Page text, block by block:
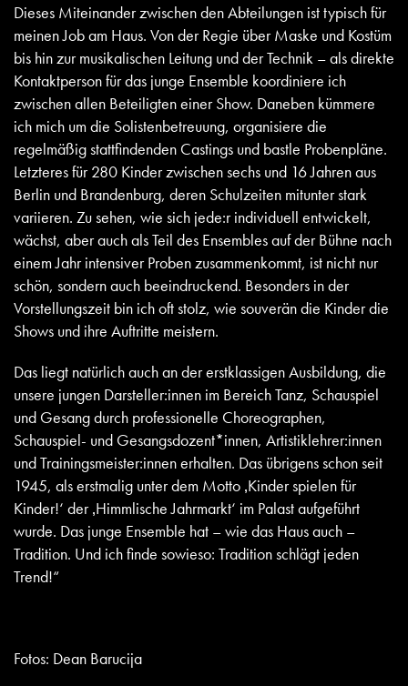
Dieses Miteinander zwischen den Abteilungen ist typisch für
meinen Job am Haus. Von der Regie über Maske und Kostüm
bis hin zur musikalischen Leitung und der Technik – als direkte
Kontaktperson für das junge Ensemble koordiniere ich
zwischen allen Beteiligten einer Show. Daneben kümmere
ich mich um die Solistenbetreuung, organisiere die
regelmäßig stattfindenden Castings und bastle Probenpläne.
Letzteres für 280 Kinder zwischen sechs und 16 Jahren aus
Berlin und Brandenburg, deren Schulzeiten mitunter stark
variieren. Zu sehen, wie sich jede:r individuell entwickelt,
wächst, aber auch als Teil des Ensembles auf der Bühne nach
einem Jahr intensiver Proben zusammenkommt, ist nicht nur
schön, sondern auch beeindruckend. Besonders in der
Vorstellungszeit bin ich oft stolz, wie souverän die Kinder die
Shows und ihre Auftritte meistern.
Das liegt natürlich auch an der erstklassigen Ausbildung, die
unsere jungen Darsteller:innen im Bereich Tanz, Schauspiel
und Gesang durch professionelle Choreographen,
Schauspiel- und Gesangsdozent*innen, Artistiklehrer:innen
und Trainingsmeister:innen erhalten. Das übrigens schon seit
1945, als erstmalig unter dem Motto ‚Kinder spielen für
Kinder!‘ der ‚Himmlische Jahrmarkt‘ im Palast aufgeführt
wurde. Das junge Ensemble hat – wie das Haus auch –
Tradition. Und ich finde sowieso: Tradition schlägt jeden
Trend!“
Fotos: Dean Barucija